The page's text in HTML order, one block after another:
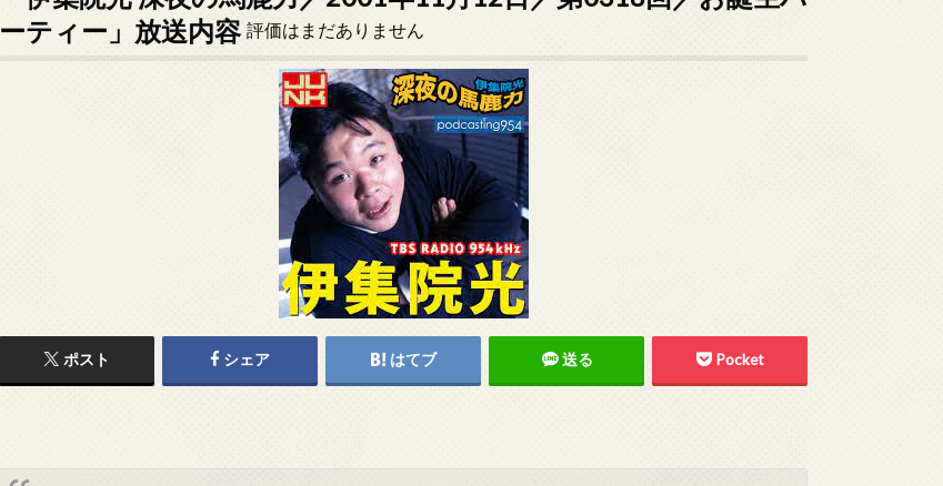
ーティー」放送内容 評価はまだありません
ポスト シェア はてブ 送る Pocket